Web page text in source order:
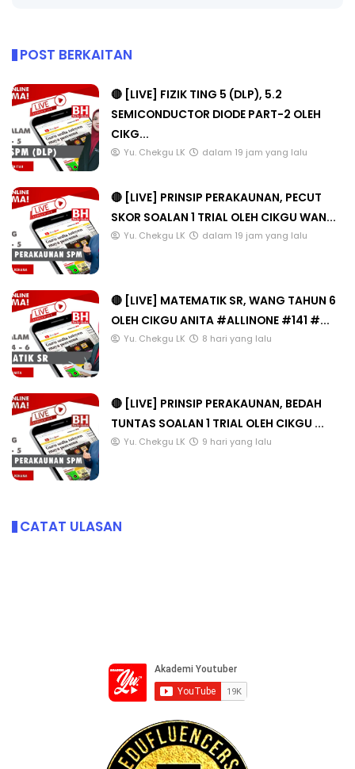
POST BERKAITAN
🔴 [LIVE] FIZIK TING 5 (DLP), 5.2
SEMICONDUCTOR DIODE PART-2 OLEH
CIKG...
Yu. Chekgu LK dalam 19 jam yang lalu
🔴 [LIVE] PRINSIP PERAKAUNAN, PECUT
SKOR SOALAN 1 TRIAL OLEH CIKGU WAN...
Yu. Chekgu LK dalam 19 jam yang lalu
🔴 [LIVE] MATEMATIK SR, WANG TAHUN 6
OLEH CIKGU ANITA #ALLINONE #141 #...
Yu. Chekgu LK 8 hari yang lalu
🔴 [LIVE] PRINSIP PERAKAUNAN, BEDAH
TUNTAS SOALAN 1 TRIAL OLEH CIKGU ...
Yu. Chekgu LK 9 hari yang lalu
CATAT ULASAN